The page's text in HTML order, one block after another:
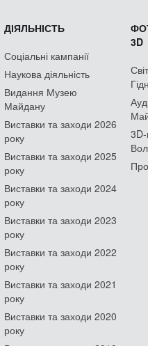
ДІЯЛЬНІСТЬ
Соціальні кампанії
Наукова діяльність
Видання Музею
Майдану
Виставки та заходи 2026
року
Виставки та заходи 2025
року
Виставки та заходи 2024
року
Виставки та заходи 2023
року
Виставки та заходи 2022
року
Виставки та заходи 2021
року
Виставки та заходи 2020
року
3D